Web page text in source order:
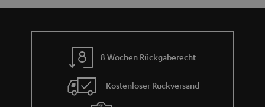
i
e
a
h
m
n
8 Wochen Rückgaberecht
Kostenloser Rückversand